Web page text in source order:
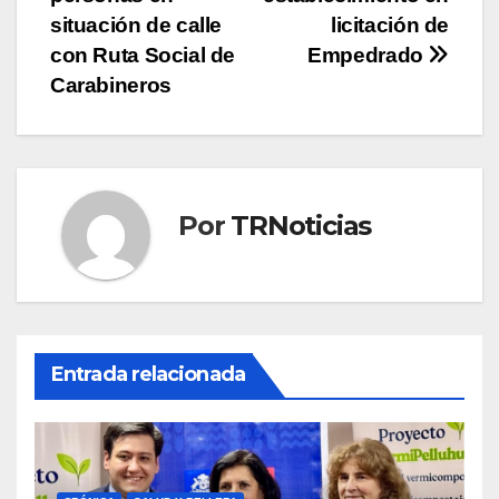
entradas
licitación de
Empedrado
situación de calle
con Ruta Social de
Carabineros
Por TRNoticias
Entrada relacionada